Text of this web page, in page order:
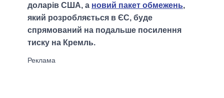
доларів США, а новий пакет обмежень,
який розробляється в ЄС, буде
спрямований на подальше посилення
тиску на Кремль.